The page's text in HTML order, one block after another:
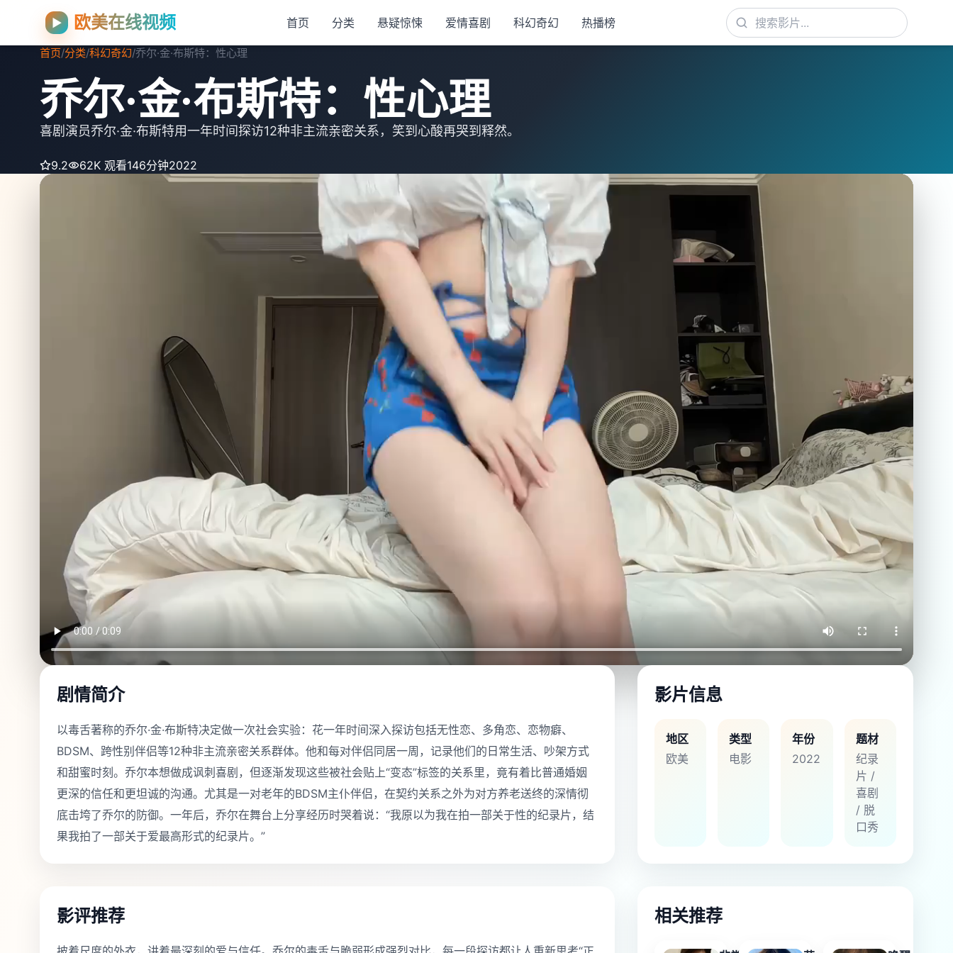
▶ 欧美在线视频 首页 分类 悬疑惊悚 爱情喜剧 科幻奇幻 热播榜
首页/分类/科幻奇幻/乔尔·金·布斯特：性心理
乔尔·金·布斯特：性心理
喜剧演员乔尔·金·布斯特用一年时间探访12种非主流亲密关系，笑到心酸再哭到释然。
9.2 62K 观看146分钟2022
剧情简介
以毒舌著称的乔尔·金·布斯特决定做一次社会实验：花一年时间深入探访包括无性恋、多角恋、恋物癖、
BDSM、跨性别伴侣等12种非主流亲密关系群体。他和每对伴侣同居一周，记录他们的日常生活、吵架方式
和甜蜜时刻。乔尔本想做成讽刺喜剧，但逐渐发现这些被社会贴上“变态”标签的关系里，竟有着比普通婚姻
更深的信任和更坦诚的沟通。尤其是一对老年的BDSM主仆伴侣，在契约关系之外为对方养老送终的深情彻
底击垮了乔尔的防御。一年后，乔尔在舞台上分享经历时哭着说：“我原以为我在拍一部关于性的纪录片，结
果我拍了一部关于爱最高形式的纪录片。”
影评推荐
影片信息
地区
欧美
类型
电影
年份
2022
题材
纪录
片 /
喜剧
/ 脱
口秀
相关推荐